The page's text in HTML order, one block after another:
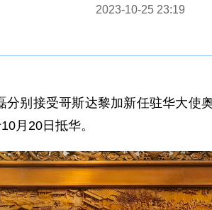
2023-10-25 23:19
别接受哥斯达黎加新任驻华大使
月20日抵华。